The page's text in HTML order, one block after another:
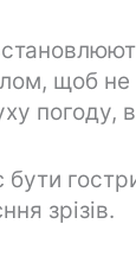
щоб
погоду,
бути
зрізів.